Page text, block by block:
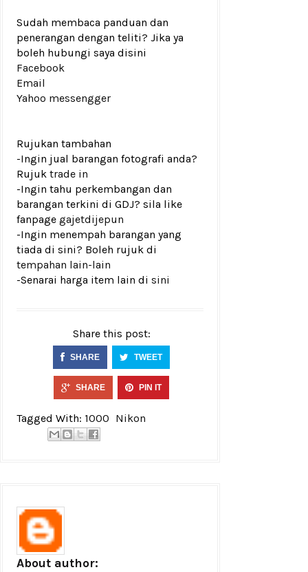
Sudah membaca panduan dan
penerangan dengan teliti? Jika ya
boleh hubungi saya disini
Facebook
Email
Yahoo messengger
Rujukan tambahan
-Ingin jual barangan fotografi anda?
Rujuk trade in
-Ingin tahu perkembangan dan
barangan terkini di GDJ? sila like
fanpage gajetdijepun
-Ingin menempah barangan yang
tiada di sini? Boleh rujuk di
tempahan lain-lain
-Senarai harga item lain di sini
Share this post:
SHARE TWEET
SHARE PIN IT
Tagged With: 1000 Nikon
About author: